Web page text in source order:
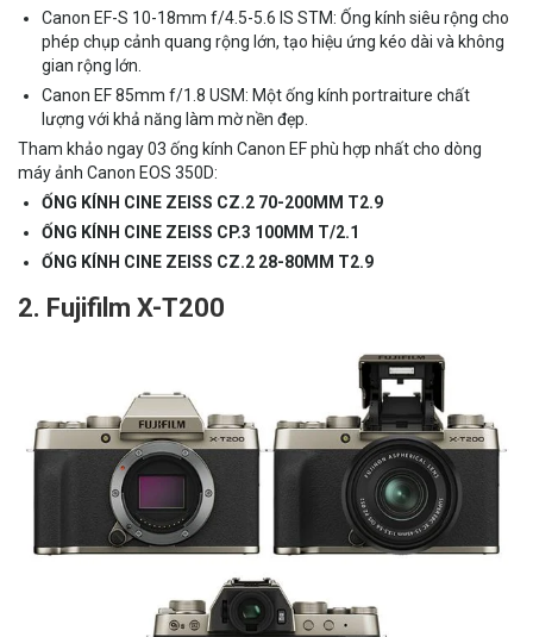
Canon EF-S 10-18mm f/4.5-5.6 IS STM: Ống kính siêu rộng cho
phép chụp cảnh quang rộng lớn, tạo hiệu ứng kéo dài và không
gian rộng lớn.
Canon EF 85mm f/1.8 USM: Một ống kính portraiture chất
lượng với khả năng làm mờ nền đẹp.
Tham khảo ngay 03 ống kính Canon EF phù hợp nhất cho dòng
máy ảnh Canon EOS 350D:
ỐNG KÍNH CINE ZEISS CZ.2 70-200MM T2.9
ỐNG KÍNH CINE ZEISS CP.3 100MM T/2.1
ỐNG KÍNH CINE ZEISS CZ.2 28-80MM T2.9
2. Fujifilm X-T200